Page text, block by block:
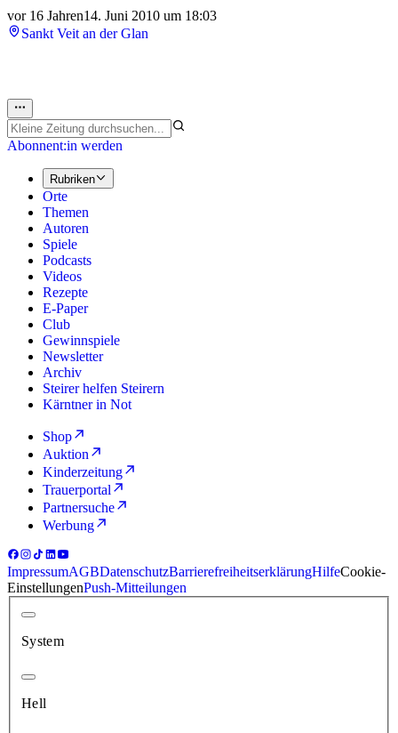
vor 16 Jahren14. Juni 2010 um 18:03
Sankt Veit an der Glan
Abonnent:in werden
Rubriken
Orte
Themen
Autoren
Spiele
Podcasts
Videos
Rezepte
E-Paper
Club
Gewinnspiele
Newsletter
Archiv
Steirer helfen Steirern
Kärntner in Not
Shop
Auktion
Kinderzeitung
Trauerportal
Partnersuche
Werbung
ImpressumAGBDatenschutzBarrierefreiheitserklärungHilfeCookie-
EinstellungenPush-Mitteilungen
System
Hell